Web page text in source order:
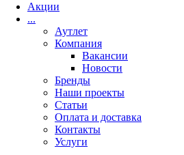
Акции
...
Аутлет
Компания
Вакансии
Новости
Бренды
Наши проекты
Статьи
Оплата и доставка
Контакты
Услуги